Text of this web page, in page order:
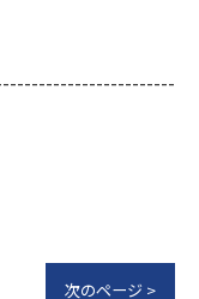
次のページ >